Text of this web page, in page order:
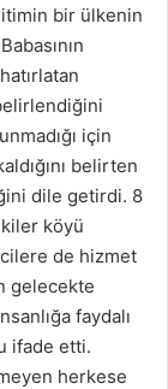
bir ülkenin
için
belirten
dile getirdi. 8
köyü
de hizmet
gelecekte
faydalı
ifade etti.
herkese